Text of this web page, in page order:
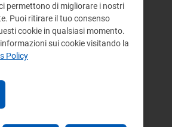
permettono di migliorare i nostri
Puoi ritirare il tuo consenso
cookie in qualsiasi momento.
sui cookie visitando la
Policy